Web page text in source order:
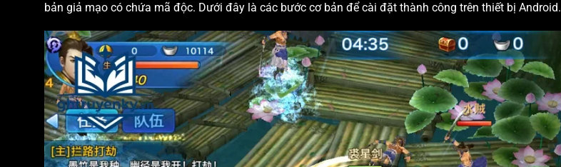
bản giả mạo có chứa mã độc. Dưới đây là các bước cơ bản để cài đặt thành công trên thiết bị Android.